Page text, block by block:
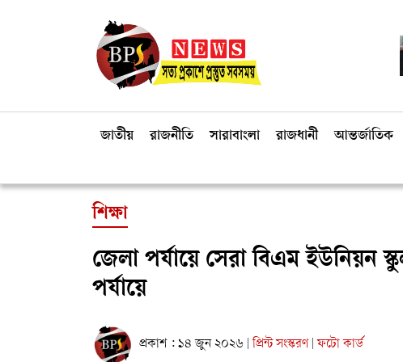
জাতীয় রাজনীতি সারাবাংলা রাজধানী আন্তর্জাতিক
শিক্ষা
জেলা পর্যায়ে সেরা বিএম ইউনিয়ন
পর্যায়ে
প্রকাশ : ১৪ জুন ২০২৬ প্রিন্ট সংস্করণ ফটো কার্ড